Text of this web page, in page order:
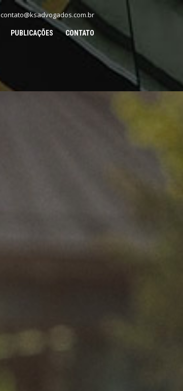
contato@ksadvogados.com.br
PUBLICAÇÕES CONTATO